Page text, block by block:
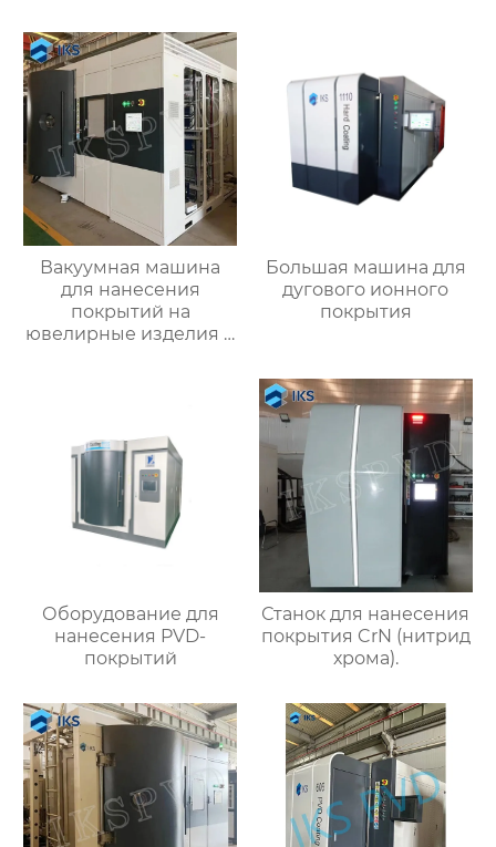
Вакуумная машина
для нанесения
покрытий на
ювелирные изделия и
Большая машина для
дугового ионного
покрытия
Оборудование для
нанесения PVD-
покрытий
Станок для нанесения
покрытия CrN (нитрид
хрома).